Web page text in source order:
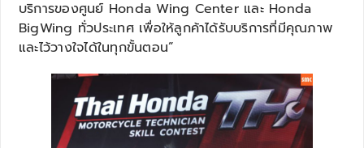
บริการของศูนย์ Honda Wing Center และ Honda
BigWing ทั่วประเทศ เพื่อให้ลูกค้าได้รับบริการที่มีคุณภาพ
และไว้วางใจได้ในทุกขั้นตอน”